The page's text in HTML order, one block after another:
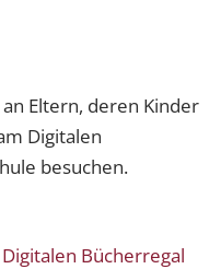
Eltern, deren Kinder
Digitalen
besuchen.
Bücherregal